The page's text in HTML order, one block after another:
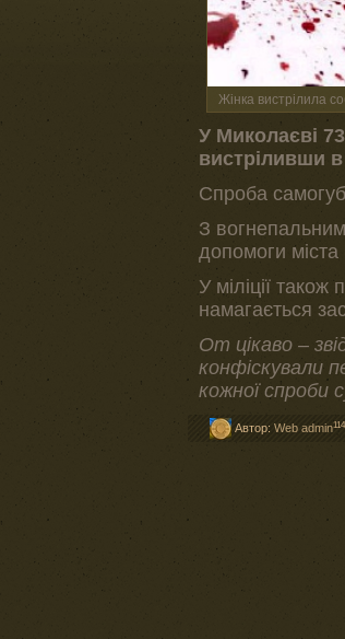
Жінка вистрілила
У Миколаєві
вистріливши в
Спроба
З
допомоги
У міліції
намагається
От цікаво –
конфіскували
кожної спроби
Автор: Web admin